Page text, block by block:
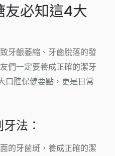
必知這4大
牙齦萎縮、牙齒脫落的發
們一定要養成正確的潔牙
口腔保健要點，更是日常
法：
的牙菌斑，養成正確的潔